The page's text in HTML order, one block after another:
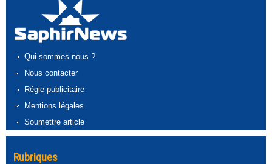
Qui sommes-nous ?
Nous contacter
Régie publicitaire
Mentions légales
Soumettre article
Rubriques